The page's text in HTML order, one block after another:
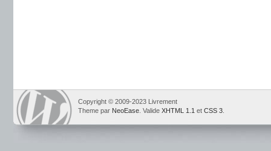
Copyright © 2009-2023 Livrement
Theme par NeoEase . Valide XHTML 1.1 et CSS 3